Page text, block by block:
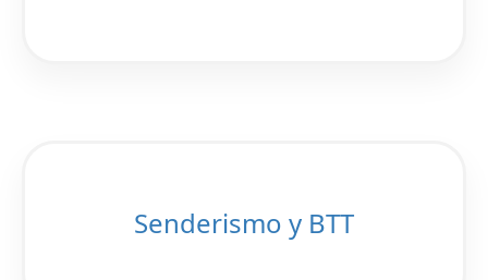
Senderismo y BTT